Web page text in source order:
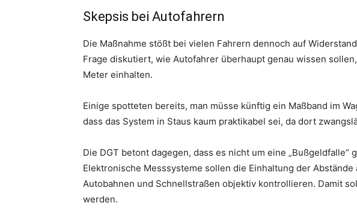
Skepsis bei Autofahrern
Die Maßnahme stößt bei vielen Fahrern dennoch auf
Frage diskutiert, wie Autofahrer überhaupt genau wissen
Meter einhalten.
Einige spotteten bereits, man müsse künftig ein Maßband im
dass das System in Staus kaum praktikabel sei, da dort
Die DGT betont dagegen, dass es nicht um eine „Bußgeldfalle“
Elektronische Messsysteme sollen die Einhaltung der
Autobahnen und Schnellstraßen objektiv kontrollieren. Damit
werden.